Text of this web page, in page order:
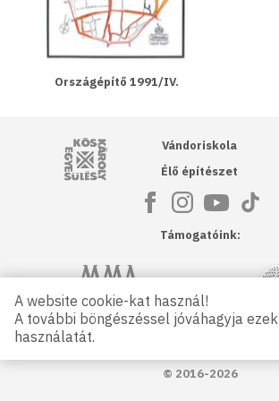
Országépítő 1991/IV.
Kós Károly Egyesülés
Vándoriskola
Élő építészet
Támogatóink:
Magyar Művészeti Akadémia NKA
Petőfi Kulturális Ügynökség
© 2016-2026
A website cookie-kat használ!
A további böngészéssel jóváhagyja ezek
használatát.